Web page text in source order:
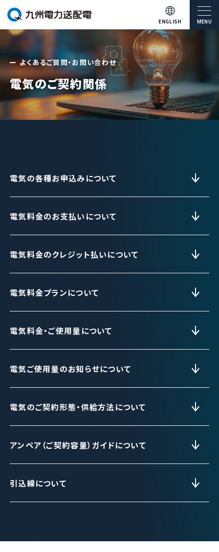
ENGLISH MENU
よくあるご質問・お問い合わせ
電気のご契約関係
電気の各種お申込みについて
電気料金のお支払いについて
電気料金のクレジット払いについて
電気料金プランについて
電気料金・ご使用量について
電気ご使用量のお知らせについて
電気のご契約形態・供給方法について
アンペア（ご契約容量）ガイドについて
引込線について